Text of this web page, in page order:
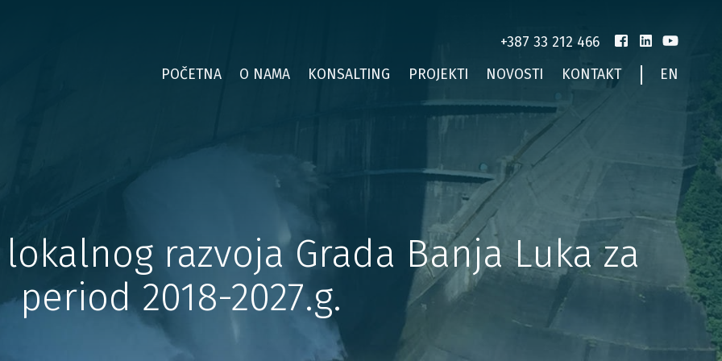
+387 33 212 466
POČETNA
O NAMA KONSALTING PROJEKTI NOVOSTI KONTAKT EN
razvoja Grada Banja Luka za
period 2018-2027.g.